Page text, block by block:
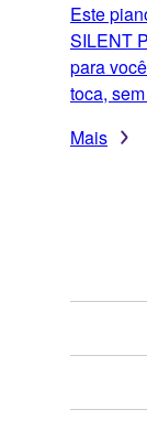
Este
SILENT
para
toca,
Mais